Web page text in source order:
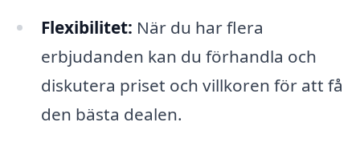
Flexibilitet: När du har flera
erbjudanden kan du förhandla och
diskutera priset och villkoren för att få
den bästa dealen.